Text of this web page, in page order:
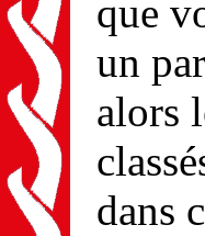
que
un
alors
dans